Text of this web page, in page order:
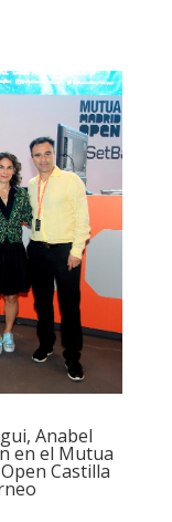
Anabel
en el Mutua
Castilla